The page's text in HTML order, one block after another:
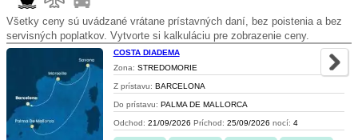
Všetky ceny sú uvádzané vrátane prístavných daní, bez poistenia a bez
servisných poplatkov. Vytvorte si kalkuláciu pre zobrazenie ceny.
COSTA DIADEMA
Zona: STREDOMORIE
Z prístavu: BARCELONA
Do prístavu: PALMA DE MALLORCA
Odchod: 21/09/2026 Príchod: 25/09/2026 nocí: 4